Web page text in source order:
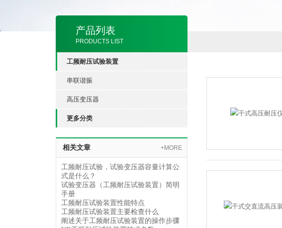
产品列表
PRODUCTS LIST
工频耐压试验装置
串联谐振
高压变压器
更多分类
相关文章 +MORE
工频耐压试验，试验变压器容量计算公
式是什么？
试验变压器（工频耐压试验装置）简明
手册
工频耐压试验装置性能特点
工频耐压试验装置主要检查什么
阐述关于工频耐压试验装置的操作步骤